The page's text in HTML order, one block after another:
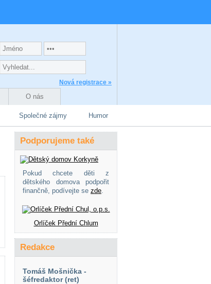
Nová registrace »
O nás
Společné zájmy Humor
Podporujeme také
Pokud chcete děti z
dětského domova podpořit
finančně, podívejte se zde.
Orlíček Přední Chlum
Redakce
Tomáš Mošnička -
šéfredaktor (ret)